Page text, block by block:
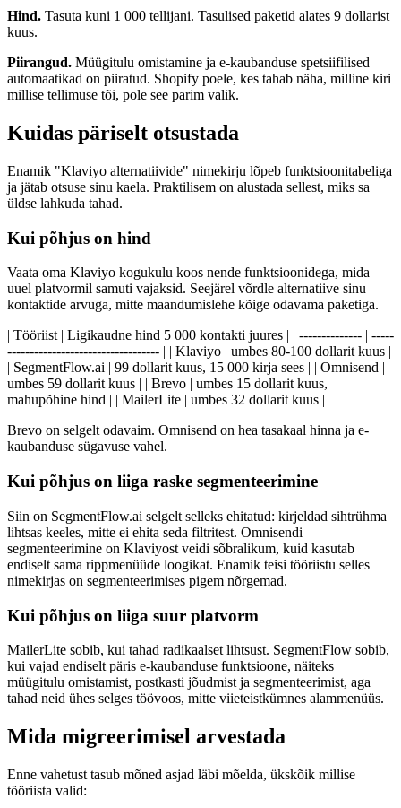
Hind. Tasuta kuni 1 000 tellijani. Tasulised paketid alates 9 dollarist
kuus.
Piirangud. Müügitulu omistamine ja e-kaubanduse spetsiifilised
automaatikad on piiratud. Shopify poele, kes tahab näha, milline kiri
millise tellimuse tõi, pole see parim valik.
Kuidas päriselt otsustada
Enamik "Klaviyo alternatiivide" nimekirju lõpeb funktsioonitabeliga
ja jätab otsuse sinu kaela. Praktilisem on alustada sellest, miks sa
üldse lahkuda tahad.
Kui põhjus on hind
Vaata oma Klaviyo kogukulu koos nende funktsioonidega, mida
uuel platvormil samuti vajaksid. Seejärel võrdle alternatiive sinu
kontaktide arvuga, mitte maandumislehe kõige odavama paketiga.
| Tööriist | Ligikaudne hind 5 000 kontakti juures | | -------------- | -----
---------------------------------- | | Klaviyo | umbes 80-100 dollarit kuus |
| SegmentFlow.ai | 99 dollarit kuus, 15 000 kirja sees | | Omnisend |
umbes 59 dollarit kuus | | Brevo | umbes 15 dollarit kuus,
mahupõhine hind | | MailerLite | umbes 32 dollarit kuus |
Brevo on selgelt odavaim. Omnisend on hea tasakaal hinna ja e-
kaubanduse sügavuse vahel.
Kui põhjus on liiga raske segmenteerimine
Siin on SegmentFlow.ai selgelt selleks ehitatud: kirjeldad sihtrühma
lihtsas keeles, mitte ei ehita seda filtritest. Omnisendi
segmenteerimine on Klaviyost veidi sõbralikum, kuid kasutab
endiselt sama rippmenüüde loogikat. Enamik teisi tööriistu selles
nimekirjas on segmenteerimises pigem nõrgemad.
Kui põhjus on liiga suur platvorm
MailerLite sobib, kui tahad radikaalset lihtsust. SegmentFlow sobib,
kui vajad endiselt päris e-kaubanduse funktsioone, näiteks
müügitulu omistamist, postkasti jõudmist ja segmenteerimist, aga
tahad neid ühes selges töövoos, mitte viieteistkümnes alammenüüs.
Mida migreerimisel arvestada
Enne vahetust tasub mõned asjad läbi mõelda, ükskõik millise
tööriista valid: